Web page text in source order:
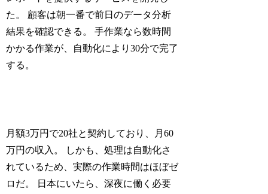
た。 顧客は朝一番で前日のデータ分析
結果を確認できる。 手作業なら数時間
かかる作業が、自動化により30分で完了
する。
月額3万円で20社と契約しており、月60
万円の収入。 しかも、処理は自動化さ
れているため、実際の作業時間はほぼゼ
ロだ。 日本にいたら、深夜に働く必要